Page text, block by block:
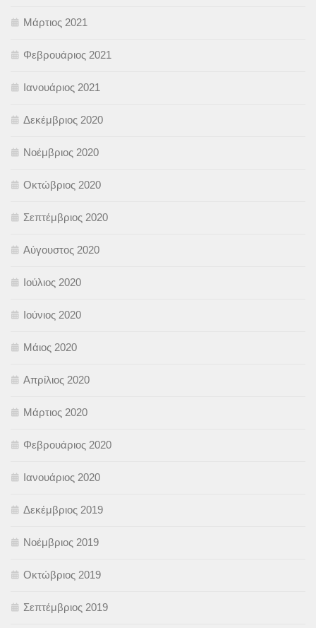
Μάρτιος 2021
Φεβρουάριος 2021
Ιανουάριος 2021
Δεκέμβριος 2020
Νοέμβριος 2020
Οκτώβριος 2020
Σεπτέμβριος 2020
Αύγουστος 2020
Ιούλιος 2020
Ιούνιος 2020
Μάιος 2020
Απρίλιος 2020
Μάρτιος 2020
Φεβρουάριος 2020
Ιανουάριος 2020
Δεκέμβριος 2019
Νοέμβριος 2019
Οκτώβριος 2019
Σεπτέμβριος 2019